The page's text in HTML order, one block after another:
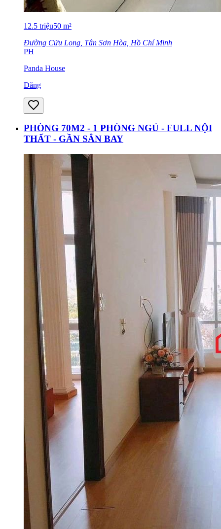
12.5 triệu50 m²
Đường Cửu Long, Tân Sơn Hòa, Hồ Chí Minh
PH
Panda House
Đăng
PHÒNG 70M2 - 1 PHÒNG NGỦ - FULL NỘI
THẤT - GẦN SÂN BAY